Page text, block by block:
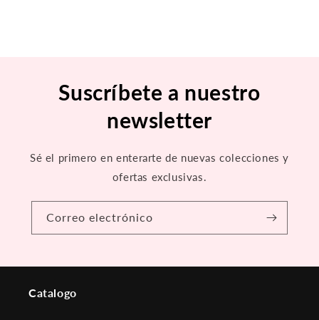
Suscríbete a nuestro
newsletter
Sé el primero en enterarte de nuevas colecciones y
ofertas exclusivas.
Correo electrónico
Catalogo